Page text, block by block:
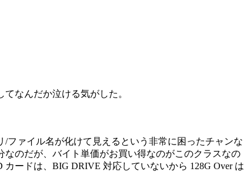
なんだか泣ける気がした。
/ファイル名が化けて見えるという非常に困ったチャンな
のだが、バイト単価がお買い得なのがこのクラスなの
ードは、BIG DRIVE 対応していないから 128G Over は